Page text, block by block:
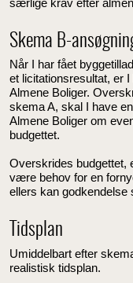
Skema B-
Når I har fået
et licitationsresultat, er
Almene Boliger.
skema A, skal I have
Almene Boliger om
budgettet.
Overskrides
være behov for en
ellers kan godkendelse
Tidsplan
Umiddelbart efter
realistisk tidsplan.